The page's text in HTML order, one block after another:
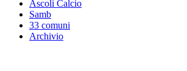
Ascoli Calcio
Samb
33 comuni
Archivio